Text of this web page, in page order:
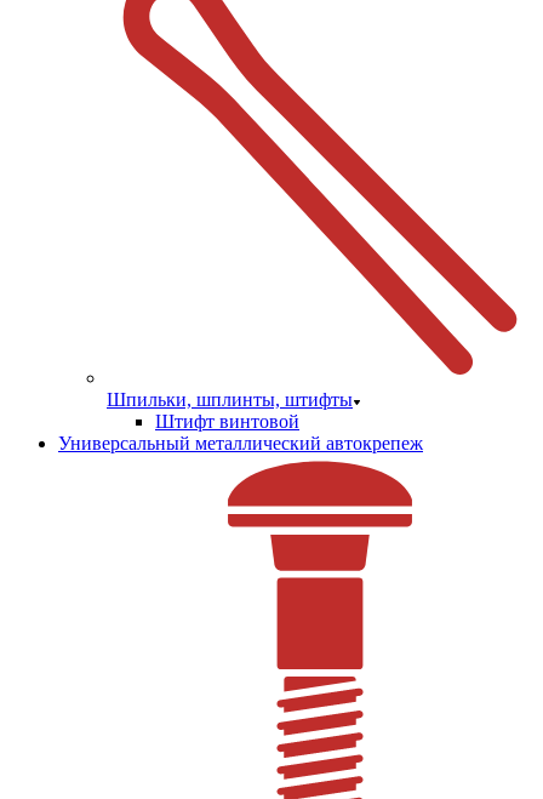
Шпильки, шплинты, штифты
Штифт винтовой
Универсальный металлический автокрепеж